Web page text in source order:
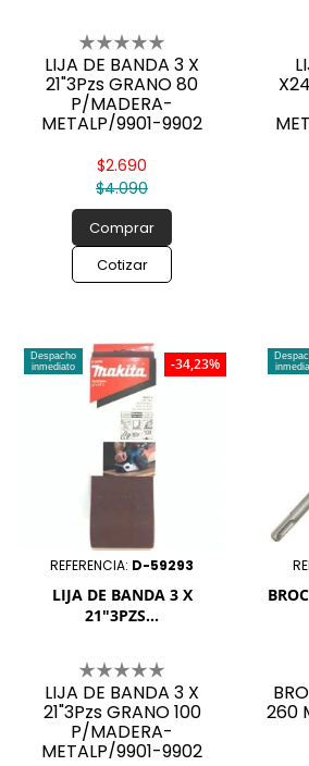
LIJA DE BANDA 3 X
21"3Pzs GRANO 80
P/MADERA-
METALP/9901-9902
$4.090
$2.690
Comprar
Cotizar
Despacho
inmediato
REFERENCIA: D-59293
LIJA DE BANDA 3 X
21"3PZS...
LIJA DE BANDA 3 X
21"3Pzs GRANO 100
P/MADERA-
METALP/9901-9902
-34,23%
260